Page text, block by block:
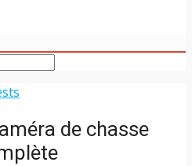
de chasse